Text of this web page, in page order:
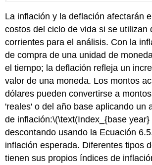
La inflación y la deflación afectarán
costos del ciclo de vida si se utilizan
corrientes para el análisis. Con la
de compra de una unidad de
el tiempo; la deflación refleja un
valor de una moneda. Los montos
dólares pueden convertirse a
'reales' o del año base aplicando un
de inflación:\(\text(Index_{base year}
descontando usando la Ecuación
inflación esperada. Diferentes tipos
tienen sus propios índices de